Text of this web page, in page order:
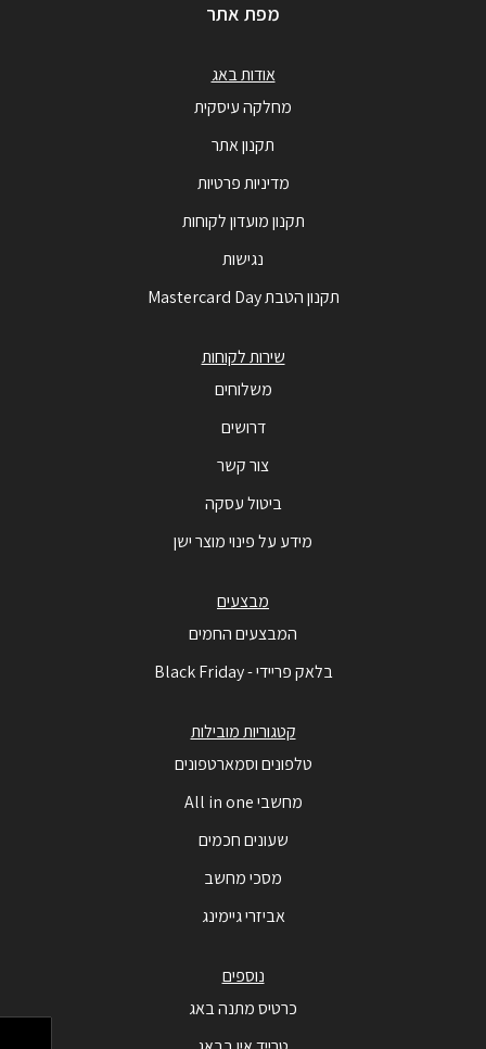
מפת אתר
אודות באג
מחלקה עיסקית
תקנון אתר
מדיניות פרטיות
תקנון מועדון לקוחות
נגישות
תקנון הטבת Mastercard Day
שירות לקוחות
משלוחים
דרושים
צור קשר
ביטול עסקה
מידע על פינוי מוצר ישן
מבצעים
המבצעים החמים
בלאק פריידי - Black Friday
קטגוריות מובילות
טלפונים וסמארטפונים
מחשבי All in one
שעונים חכמים
מסכי מחשב
אביזרי גיימינג
נוספים
כרטיס מתנה באג